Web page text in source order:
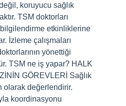
koruyucu sağlık
TSM doktorları
etkinliklerine
İzleme çalışmaları
yönettiği
TSM ne iş yapar? HALK
GÖREVLERİ Sağlık
olarak değerlendirir.
koordinasyonu